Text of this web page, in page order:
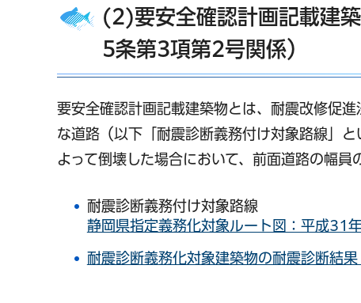
(2)要安全確認計画記載建
5条第3項第2号関係）
要安全確認計画記載建築物とは、耐震改修促
な道路（以下「耐震診断義務付け対象路線」
よって倒壊した場合において、前面道路の幅員
耐震診断義務付け対象路線
静岡県指定義務化対象ルート図：平成31
耐震診断義務化対象建築物の耐震診断結